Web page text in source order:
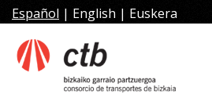
al
contenido
Español | English | Euskera